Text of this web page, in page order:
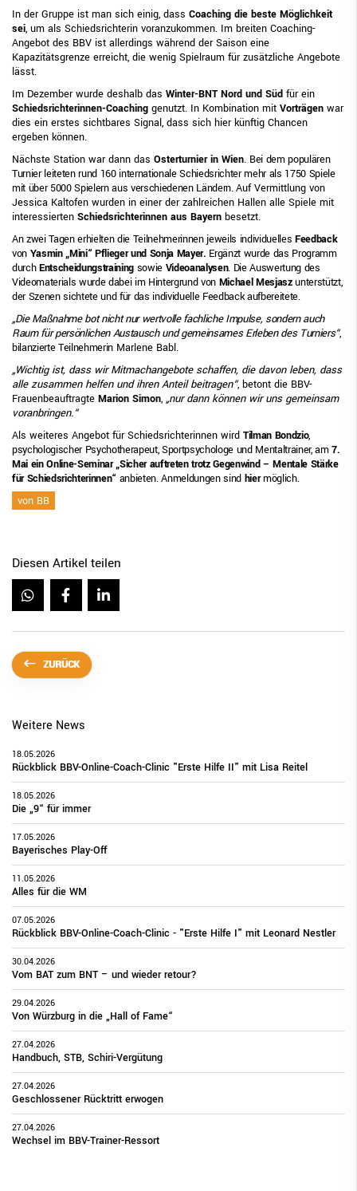
In der Gruppe ist man sich einig, dass Coaching die beste Möglichkeit
sei, um als Schiedsrichterin voranzukommen. Im breiten Coaching-
Angebot des BBV ist allerdings während der Saison eine
Kapazitätsgrenze erreicht, die wenig Spielraum für zusätzliche Angebote
lässt.
Im Dezember wurde deshalb das Winter-BNT Nord und Süd für ein
Schiedsrichterinnen-Coaching genutzt. In Kombination mit Vorträgen war
dies ein erstes sichtbares Signal, dass sich hier künftig Chancen
ergeben können.
Nächste Station war dann das Osterturnier in Wien. Bei dem populären
Turnier leiteten rund 160 internationale Schiedsrichter mehr als 1750 Spiele
mit über 5000 Spielern aus verschiedenen Ländern.Auf Vermittlung von
Jessica Kaltofen wurden in einer der zahlreichen Hallen alle Spiele mit
interessierten Schiedsrichterinnen aus Bayern besetzt.
An zwei Tagen erhielten die Teilnehmerinnen jeweils individuelles Feedback
von Yasmin „Mini“ Pflieger und Sonja Mayer. Ergänzt wurde das Programm
durchEntscheidungstraining sowie Videoanalysen. Die Auswertung des
Videomaterials wurde dabei im Hintergrund von Michael Mesjaszunterstützt,
der Szenen sichtete und für das individuelle Feedback aufbereitete.
„Die Maßnahme bot nicht nur wertvolle fachliche Impulse, sondern auch
Raum für persönlichen Austausch und gemeinsames Erleben des Turniers“,
bilanzierte Teilnehmerin Marlene Babl.
„Wichtig ist, dass wir Mitmachangebote schaffen, die davon leben, dass
alle zusammen helfen und ihren Anteil beitragen“, betont die BBV-
Frauenbeauftragte Marion Simon, „nur dann können wir uns gemeinsam
voranbringen.“
Als weiteres Angebot für Schiedsrichterinnen wird Tilman Bondzio,
psychologischer Psychotherapeut, Sportpsychologe und Mentaltrainer, am7.
Mai ein Online-Seminar „Sicher auftreten trotz Gegenwind – Mentale Stärke
für Schiedsrichterinnen“ anbieten. Anmeldungen sind hiermöglich.
von BB
Diesen Artikel teilen
ZURÜCK
Weitere News
18.05.2026
Rückblick BBV-Online-Coach-Clinic "Erste Hilfe II" mit Lisa Reitel
18.05.2026
Die „9“ für immer
17.05.2026
Bayerisches Play-Off
11.05.2026
Alles für die WM
07.05.2026
Rückblick BBV-Online-Coach-Clinic - "Erste Hilfe I" mit Leonard Nestler
30.04.2026
Vom BAT zum BNT – und wieder retour?
29.04.2026
Von Würzburg in die „Hall of Fame“
27.04.2026
Handbuch, STB, Schiri-Vergütung
27.04.2026
Geschlossener Rücktritt erwogen
27.04.2026
Wechsel im BBV-Trainer-Ressort